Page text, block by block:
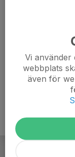
Vi
webbplats
även för